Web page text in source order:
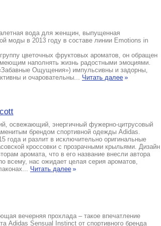
вода для женщин, выпущенная
моды в 2013 году в составе линии Emotions in
цветочных фруктовых ароматов, он обращен
наполнять жизнь радостными эмоциями.
Ощущения») импульсивны и задорны,
и очаровательны... Читать далее »
освежающий, энергичный фужерно-цитрусовый
брендом спортивной одежды Adidas.
и разлит в исключительно оригинальные
кроссовки с прозрачными крыльями. Дизайн
аромата, что в его название внесли автора
всему, нас ожидает целая серия ароматов,
Читать далее »
вечерняя прохлада – такое впечатление
Adidas Sensual Instinct от спортивного бренда